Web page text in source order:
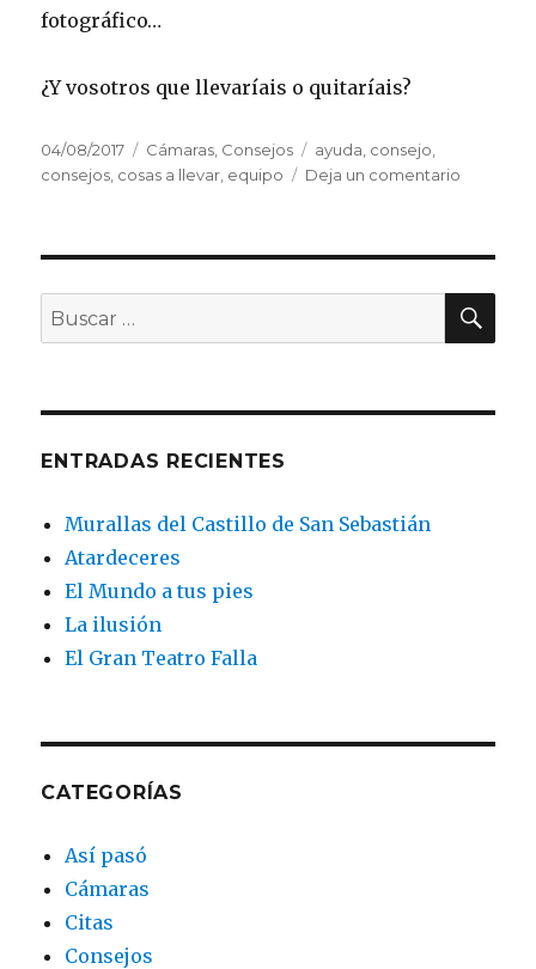
fotográfico…
¿Y vosotros que llevaríais o quitaríais?
Publicado
el
04/08/2017 Categorías
Cámaras Consejos Etiquetas
ayuda consejo
consejos cosas a llevar equipo Deja un comentario
para
un
fotógrafo
Buscar
por:
ENTRADAS RECIENTES
Murallas del Castillo de San Sebastián
Atardeceres
El Mundo a tus pies
La ilusión
El Gran Teatro Falla
CATEGORÍAS
Así pasó
Cámaras
Citas
Consejos